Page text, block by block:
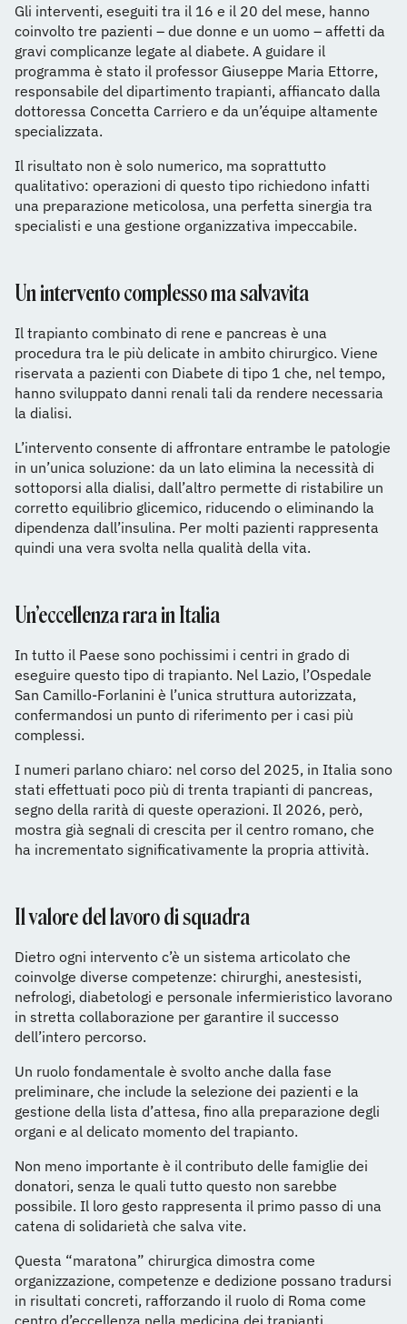
Gli interventi, eseguiti tra il 16 e il 20 del mese, hanno
coinvolto tre pazienti – due donne e un uomo – affetti da
gravi complicanze legate al diabete. A guidare il
programma è stato il professor Giuseppe Maria Ettorre,
responsabile del dipartimento trapianti, affiancato dalla
dottoressa Concetta Carriero e da un’équipe altamente
specializzata.
Il risultato non è solo numerico, ma soprattutto
qualitativo: operazioni di questo tipo richiedono infatti
una preparazione meticolosa, una perfetta sinergia tra
specialisti e una gestione organizzativa impeccabile.
Un intervento complesso ma salvavita
Il trapianto combinato di rene e pancreas è una
procedura tra le più delicate in ambito chirurgico. Viene
riservata a pazienti con Diabete di tipo 1 che, nel tempo,
hanno sviluppato danni renali tali da rendere necessaria
la dialisi.
L’intervento consente di affrontare entrambe le patologie
in un’unica soluzione: da un lato elimina la necessità di
sottoporsi alla dialisi, dall’altro permette di ristabilire un
corretto equilibrio glicemico, riducendo o eliminando la
dipendenza dall’insulina. Per molti pazienti rappresenta
quindi una vera svolta nella qualità della vita.
Un’eccellenza rara in Italia
In tutto il Paese sono pochissimi i centri in grado di
eseguire questo tipo di trapianto. Nel Lazio, l’Ospedale
San Camillo-Forlanini è l’unica struttura autorizzata,
confermandosi un punto di riferimento per i casi più
complessi.
I numeri parlano chiaro: nel corso del 2025, in Italia sono
stati effettuati poco più di trenta trapianti di pancreas,
segno della rarità di queste operazioni. Il 2026, però,
mostra già segnali di crescita per il centro romano, che
ha incrementato significativamente la propria attività.
Il valore del lavoro di squadra
Dietro ogni intervento c’è un sistema articolato che
coinvolge diverse competenze: chirurghi, anestesisti,
nefrologi, diabetologi e personale infermieristico lavorano
in stretta collaborazione per garantire il successo
dell’intero percorso.
Un ruolo fondamentale è svolto anche dalla fase
preliminare, che include la selezione dei pazienti e la
gestione della lista d’attesa, fino alla preparazione degli
organi e al delicato momento del trapianto.
Non meno importante è il contributo delle famiglie dei
donatori, senza le quali tutto questo non sarebbe
possibile. Il loro gesto rappresenta il primo passo di una
catena di solidarietà che salva vite.
Questa “maratona” chirurgica dimostra come
organizzazione, competenze e dedizione possano tradursi
in risultati concreti, rafforzando il ruolo di Roma come
centro d’eccellenza nella medicina dei trapianti.